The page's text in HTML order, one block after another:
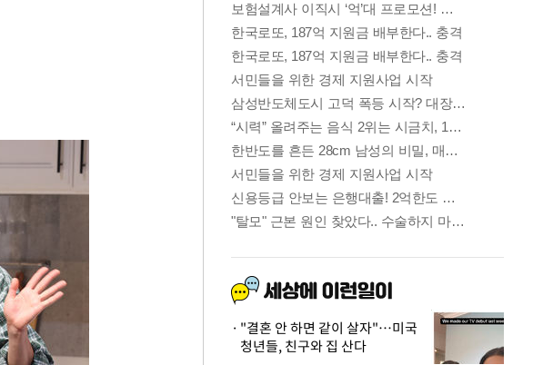
"결혼 안 하면 같이 살자"…미국
청년들, 친구와 집 산다